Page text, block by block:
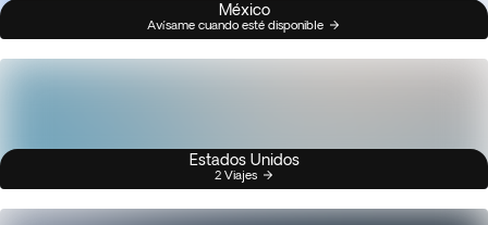
México
Avísame cuando esté disponible
Estados Unidos
2 Viajes